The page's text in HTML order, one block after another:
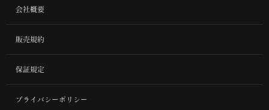
会社概要
販売規約
保証規定
プライバシーポリシー